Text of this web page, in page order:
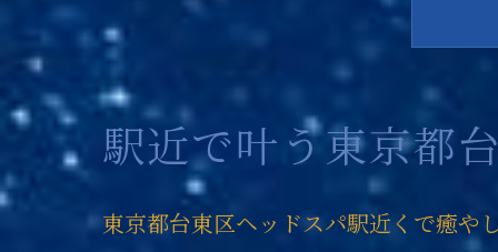
漢
駅近で叶う東京都
東京都台東区ヘッドスパ駅近くで癒や